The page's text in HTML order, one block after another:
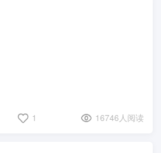
1 16746人阅读